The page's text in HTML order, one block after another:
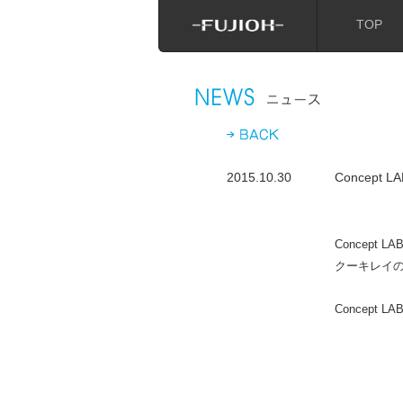
TOP
2015.10.30 Concept
Concept
クーキレイ
Concept